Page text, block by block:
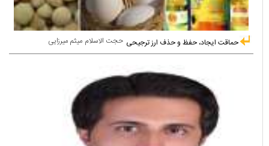
حجت الاسلام میثم میرزایی حماقت ایجاد، حفظ و حذف ارز ترجیحی